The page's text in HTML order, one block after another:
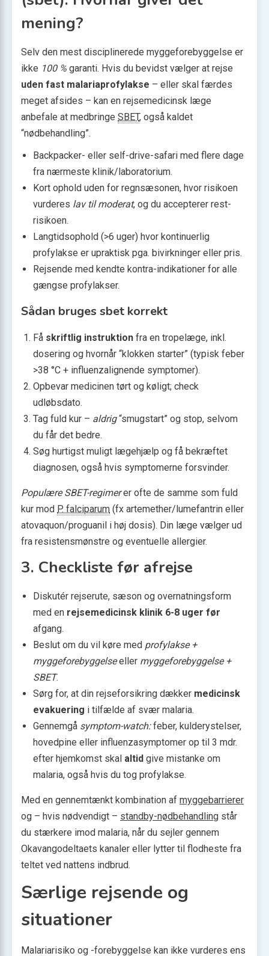
mening?
Selv den mest disciplinerede myggeforebyggelse er
ikke 100 % garanti. Hvis du bevidst vælger at rejse
uden fast malariaprofylakse – eller skal færdes
meget afsides – kan en rejsemedicinsk læge
anbefale at medbringe SBET, også kaldet
“nødbehandling”.
Backpacker- eller self-drive-safari med flere dage
fra nærmeste klinik/laboratorium.
Kort ophold uden for regnsæsonen, hvor risikoen
vurderes lav til moderat, og du accepterer rest­
risikoen.
Langtidsophold (>6 uger) hvor kontinuerlig
profylakse er upraktisk pga. bivirkninger eller pris.
Rejsende med kendte kontra-indikationer for alle
gængse profylakser.
Sådan bruges sbet korrekt
Få skriftlig instruktion fra en tropelæge, inkl.
dosering og hvornår “klokken starter” (typisk feber
>38 °C + influenzalignende symptomer).
Opbevar medicinen tørt og køligt; check
udløbsdato.
Tag fuld kur – aldrig“smugstart” og stop, selvom
du får det bedre.
Søg hurtigst muligt lægehjælp og få bekræftet
diagnosen, også hvis symptomerne forsvinder.
Populære SBET-regimerer ofte de samme som fuld
kur mod P. falciparum (fx artemether/lumefantrin eller
atovaquon/proguanil i høj dosis). Din læge vælger ud
fra resistens­mønstre og eventuelle allergier.
3. Checkliste før afrejse
Diskutér rejserute, sæson og overnatningsform
med en rejsemedicinsk klinik 6-8 uger før
afgang.
Beslut om du vil køre med profylakse +
myggeforebyggelseeller myggeforebyggelse +
SBET.
Sørg for, at din rejseforsikring dækker medicinsk
evakuering i tilfælde af svær malaria.
Gennemgå symptom-watch:feber, kulderystelser,
hovedpine eller influenzasymptomer op til 3 mdr.
efter hjemkomst skal altid give mistanke om
malaria, også hvis du tog profylakse.
Med en gennemtænkt kombination af myggebarrierer
og – hvis nødvendigt – standby-nødbehandling står
du stærkere imod malaria, når du sejler gennem
Okavangodeltaets kanaler eller lytter til flodheste fra
teltet ved nattens indbrud.
Særlige rejsende og
situationer
Malariarisiko og -forebyggelse kan ikke vurderes ens